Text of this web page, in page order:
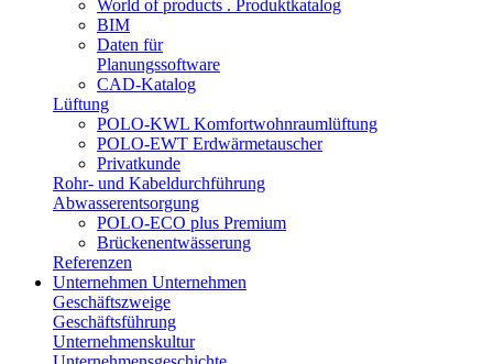
World of products . Produktkatalog
BIM
Daten für
Planungssoftware
CAD-Katalog
Lüftung
POLO-KWL Komfortwohnraumlüftung
POLO-EWT Erdwärmetauscher
Privatkunde
Rohr- und Kabeldurchführung
Abwasserentsorgung
POLO-ECO plus Premium
Brückenentwässerung
Referenzen
Unternehmen Unternehmen
Geschäftszweige
Geschäftsführung
Unternehmenskultur